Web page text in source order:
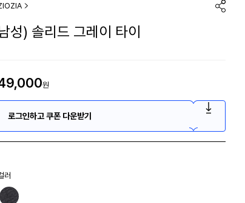
성) 솔리드 그레이 타이
원
로그인하고 쿠폰 다운받기
러